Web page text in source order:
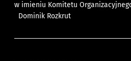
w imieniu Komitetu
Dominik Rozkrut